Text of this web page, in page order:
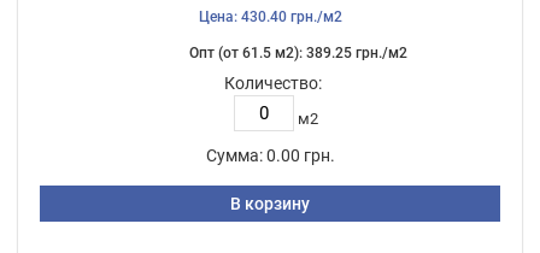
Цена: 430.40 грн./м2
Опт (от 61.5 м2): 389.25 грн./м2
Количество:
м2
Сумма: 0.00 грн.
В корзину